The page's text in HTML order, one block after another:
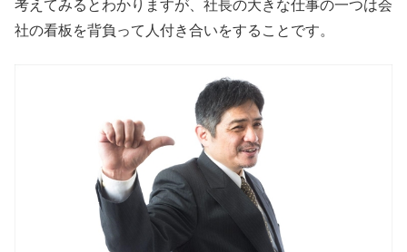
考えてみるとわかりますが、社長の大きな仕事の一つは会
社の看板を背負って人付き合いをすることです。